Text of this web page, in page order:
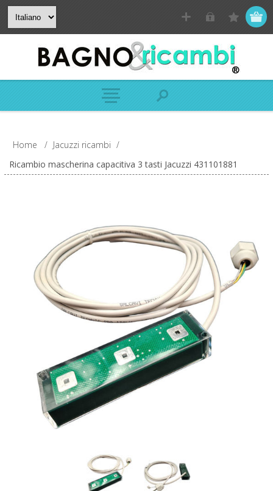
Home / Jacuzzi ricambi /
Ricambio mascherina capacitiva 3 tasti Jacuzzi 431101881